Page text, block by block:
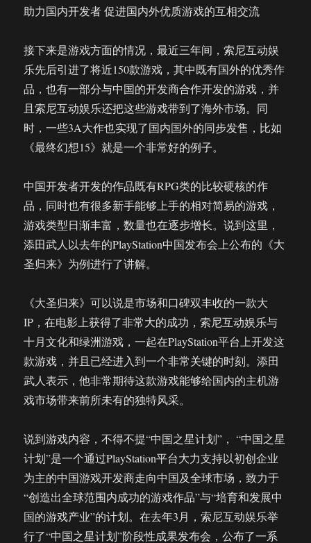
助力国内开发者 促进国内外优质游戏的互相交流
接下来是游戏方面的情况，最近三年间，索尼互动娱
乐先后引进了将近150款游戏，其中既有国外的优秀作
品，也有一部分与中国的开发商合作开发的游戏，并
且索尼互动娱乐还把这些游戏带到了海外市场。同
时，一些3A大作也实现了国内国外的同步发售，比如
《最终幻想15》就是一个非常好的例子。
中国开发者开发的作品既有RPG类的比较硬核的作
品，同时也有很多新手能够上手的相对简易的游戏，
游戏类型日渐丰富，数量也在逐步增长。说到这里，
添田武人以去年的PlayStation中国发布会上公布的《大
圣归来》为例进行了讲解。
《大圣归来》可以说是市场和口碑双丰收的一款大
IP，在电影上获得了非常大的成功，索尼互动娱乐与
十月文化和绿洲游戏，一起在PlayStation平台上开发这
款游戏，并且已经进入到一个非常关键的时刻。添田
武人表示，他非常期待这款游戏能够给国内的主机游
戏市场带来前所未有的独特风采。
说到游戏内容，不得不提“中国之星计划”， “中国之星
计划”是一个通过PlayStation平台大力支持以初创企业
为主的中国游戏开发商走向中国及全球市场，致力于
“创造出全球范围内成功的游戏作品”与“培育和发展中
国的游戏产业”的计划。在去年3月，索尼互动娱乐举
行了“中国之星计划”阶段性成果发布会，公布了一系